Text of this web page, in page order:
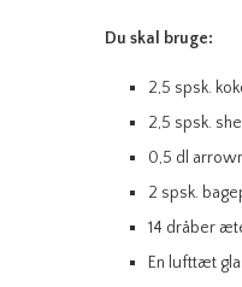
Du skal bruge:
2,5 spsk.
2,5 spsk.
0,5 dl
2 spsk.
14 dråber
En lufttæt